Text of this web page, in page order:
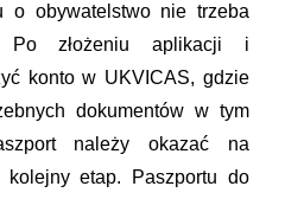
o obywatelstwo nie trzeba
Po złożeniu aplikacji i
konto w UKVICAS, gdzie
dokumentów w tym
należy okazać na
kolejny etap. Paszportu do